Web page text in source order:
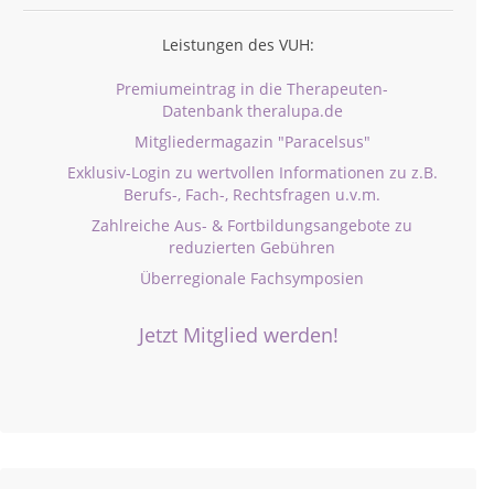
Leistungen des VUH:
Premiumeintrag in die Therapeuten-
Datenbank theralupa.de
Mitgliedermagazin "Paracelsus"
Exklusiv-Login zu wertvollen Informationen zu z.B.
Berufs-, Fach-, Rechtsfragen u.v.m.
Zahlreiche Aus- & Fortbildungsangebote zu
reduzierten Gebühren
Überregionale Fachsymposien
Jetzt Mitglied werden!